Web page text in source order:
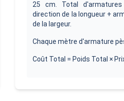
25 cm. Total
direction de la longueur +
de la largeur.
Chaque mètre d'armature
Coût Total = Poids Total ×